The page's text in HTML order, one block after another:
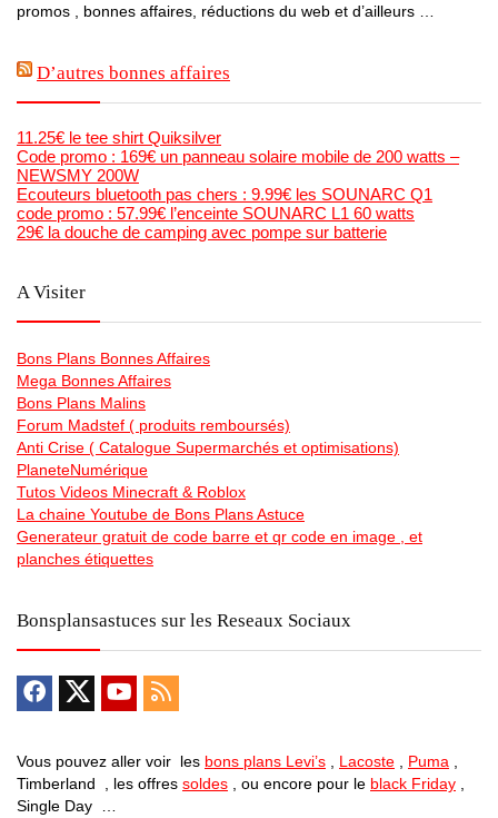
promos , bonnes affaires, réductions du web et d’ailleurs …
D’autres bonnes affaires
11.25€ le tee shirt Quiksilver
Code promo : 169€ un panneau solaire mobile de 200 watts –
NEWSMY 200W
Ecouteurs bluetooth pas chers : 9.99€ les SOUNARC Q1
code promo : 57.99€ l’enceinte SOUNARC L1 60 watts
29€ la douche de camping avec pompe sur batterie
A Visiter
Bons Plans Bonnes Affaires
Mega Bonnes Affaires
Bons Plans Malins
Forum Madstef ( produits remboursés)
Anti Crise ( Catalogue Supermarchés et optimisations)
PlaneteNumérique
Tutos Videos Minecraft & Roblox
La chaine Youtube de Bons Plans Astuce
Generateur gratuit de code barre et qr code en image , et
planches étiquettes
Bonsplansastuces sur les Reseaux Sociaux
Vous pouvez aller voir les bons plans Levi’s Lacoste Puma
Timberland , les offres soldes , ou encore pour le black Friday
Single Day …